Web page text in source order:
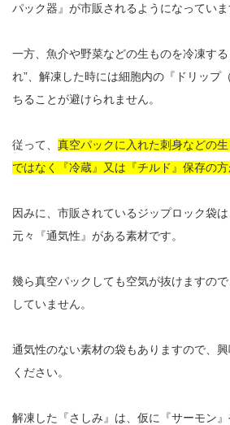
パック器』が市販されるようになっていま
一方、魚介や野菜などの生ものを冷凍す
れ”、解凍した時には細胞内の『ドリップ
ちることが避けられません。
従って、 真空パックに入れた刺身などの生
ではなく『冷蔵』又は『チルド』保存の
因みに、市販されているジップロック袋
元々『通気性』がある素材です。
幾ら真空パックしても空気が抜けますの
していません。
通気性のない素材の袋もありますので、
ください。
解凍した『さしみ』は、仮に『サーモン』